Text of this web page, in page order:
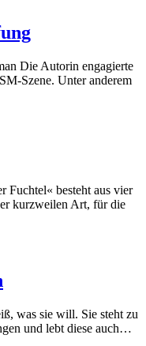
Die Autorin engagierte
Szene. Unter anderem
Fuchtel« besteht aus vier
kurzweilen Art, für die
was sie will. Sie steht zu
und lebt diese auch…